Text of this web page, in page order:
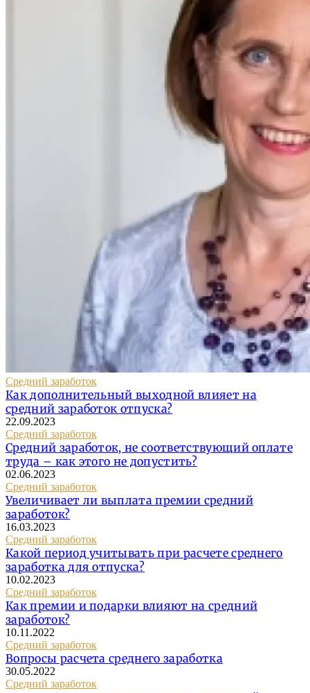
Средний заработок
Как дополнительный выходной влияет на
средний заработок отпуска?
22.09.2023
Средний заработок
Средний заработок, не соответствующий оплате
труда – как этого не допустить?
02.06.2023
Средний заработок
Увеличивает ли выплата премии средний
заработок?
16.03.2023
Средний заработок
Какой период учитывать при расчете среднего
заработка для отпуска?
10.02.2023
Средний заработок
Как премии и подарки влияют на средний
заработок?
10.11.2022
Средний заработок
Вопросы расчета среднего заработка
30.05.2022
Средний заработок